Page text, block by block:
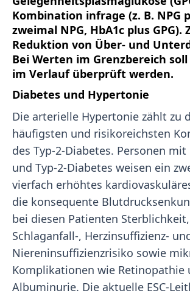
Kombination infrage (z. B. NPG
zweimal NPG, HbA1c plus GPG).
Reduktion von Über- und
Bei Werten im Grenzbereich
im Verlauf überprüft werden.
Diabetes und Hypertonie
Die arterielle Hypertonie zählt zu
häufigsten und risikoreichsten
des Typ-2-Diabetes. Personen
und Typ-2-Diabetes weisen ein
vierfach erhöhtes
die konsequente
bei diesen Patienten Sterblichkeit,
Schlaganfall-, Herzinsuffizienz-
Niereninsuffizienzrisiko sowie
Komplikationen wie Retinopathie
Albuminurie. Die aktuelle ESC-